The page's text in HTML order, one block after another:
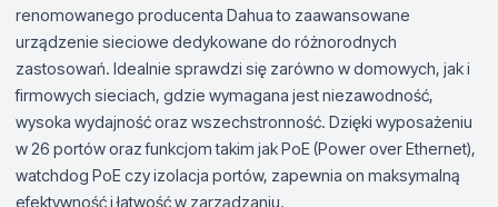
renomowanego producenta Dahua to zaawansowane
urządzenie sieciowe dedykowane do różnorodnych
zastosowań. Idealnie sprawdzi się zarówno w domowych, jak i
firmowych sieciach, gdzie wymagana jest niezawodność,
wysoka wydajność oraz wszechstronność. Dzięki wyposażeniu
w 26 portów oraz funkcjom takim jak PoE (Power over Ethernet),
watchdog PoE czy izolacja portów, zapewnia on maksymalną
efektywność i łatwość w zarządzaniu.